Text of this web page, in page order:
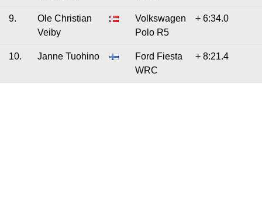
9.
Ole Christian
Veiby
Volkswagen
Polo R5
+ 6:34.0
10. Janne Tuohino
Ford Fiesta
WRC
+ 8:21.4